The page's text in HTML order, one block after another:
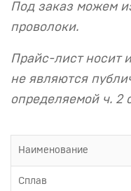
Под заказ можем
проволоки.
Прайс-лист носит
не являются
определяемой ч. 2
Наименование
Сплав